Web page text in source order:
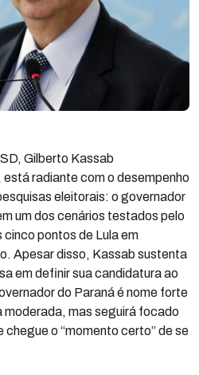
Gilberto Kassab
radiante com o desempenho
eleitorais: o governador
um dos cenários testados pelo
pontos de Lula em
Apesar disso, Kassab sustenta
em definir sua candidatura ao
do Paraná é nome forte
mas seguirá focado
o “momento certo” de se